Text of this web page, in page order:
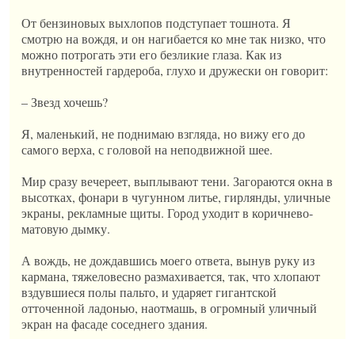
От бензиновых выхлопов подступает тошнота. Я
смотрю на вождя, и он нагибается ко мне так низко, что
можно потрогать эти его безликие глаза. Как из
внутренностей гардероба, глухо и дружески он говорит:
– Звезд хочешь?
Я, маленький, не поднимаю взгляда, но вижу его до
самого верха, с головой на неподвижной шее.
Мир сразу вечереет, выплывают тени. Загораются окна в
высотках, фонари в чугунном литье, гирлянды, уличные
экраны, рекламные щиты. Город уходит в коричнево-
матовую дымку.
А вождь, не дождавшись моего ответа, вынув руку из
кармана, тяжеловесно размахивается, так, что хлопают
вздувшиеся полы пальто, и ударяет гигантской
отточенной ладонью, наотмашь, в огромный уличный
экран на фасаде соседнего здания.